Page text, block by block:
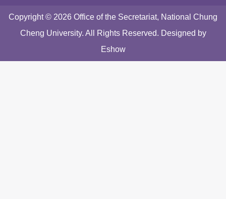
Copyright © 2026 Office of the Secretariat, National Chung
Cheng University. All Rights Reserved. Designed by
Eshow